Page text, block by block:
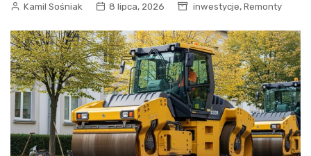
Kamil Sośniak 8 lipca, 2026 inwestycje, Remonty